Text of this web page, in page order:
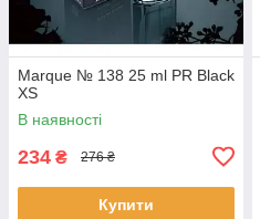
Marque № 138 25 ml PR Black
XS
В наявності
234 ₴ 276 ₴
Купити